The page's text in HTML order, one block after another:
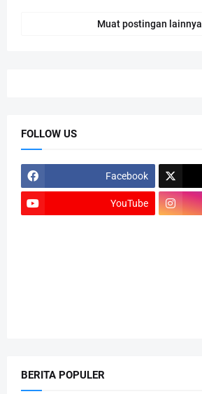
Muat postingan lainnya
FOLLOW US
Facebook
YouTube
BERITA POPULER